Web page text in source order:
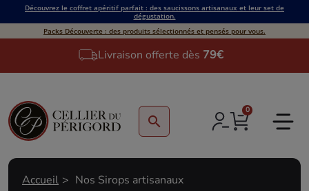
Découvrez le coffret apéritif parfait : des saucissons artisanaux et leur set de
dégustation.
Packs Découverte : des produits sélectionnés et pensés pour vous.
Livraison offerte dès 79€
search
0
Accueil Nos Sirops artisanaux